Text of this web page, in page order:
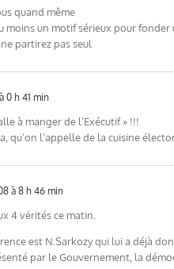
quand même
moins un motif sérieux pour fonder
partirez pas seul
0 h 41 min
à manger de l’Exécutif » !!!
qu’on l’appelle de la cuisine
à 8 h 46 min
4 vérités ce matin.
est N.Sarkozy qui lui a déjà
par le Gouvernement, la